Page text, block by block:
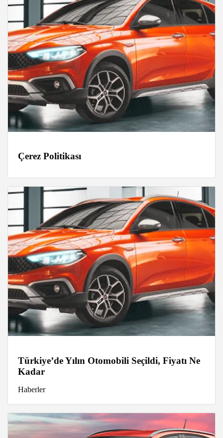
Çerez Politikası
Türkiye’de Yılın Otomobili Seçildi, Fiyatı Ne
Kadar
Haberler